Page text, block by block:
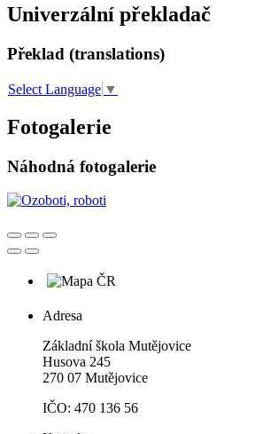
Univerzální překladač
Překlad (translations)
Select Language ▼
Fotogalerie
Náhodná fotogalerie
Adresa
Základní škola Mutějovice
Husova 245
270 07 Mutějovice
IČO: 470 136 56